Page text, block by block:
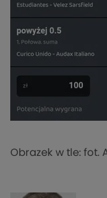
Obrazek w tle: fot.